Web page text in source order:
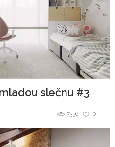
slečnu #3
0
7356